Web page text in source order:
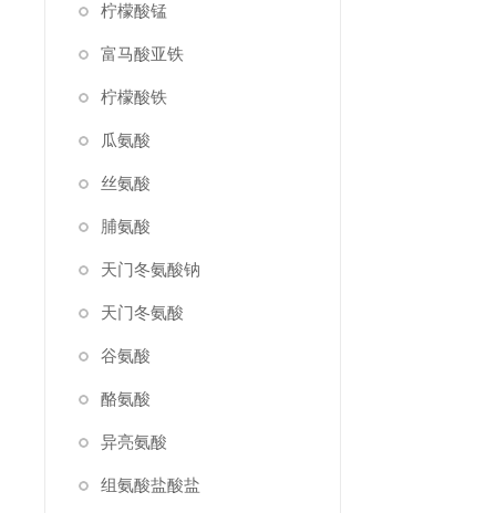
柠檬酸锰
富马酸亚铁
柠檬酸铁
瓜氨酸
丝氨酸
脯氨酸
天门冬氨酸钠
天门冬氨酸
谷氨酸
酪氨酸
异亮氨酸
组氨酸盐酸盐